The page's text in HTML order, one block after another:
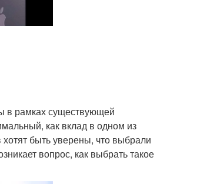
в рамках существующей
как вклад в одном из
быть уверены, что выбрали
вопрос, как выбрать такое